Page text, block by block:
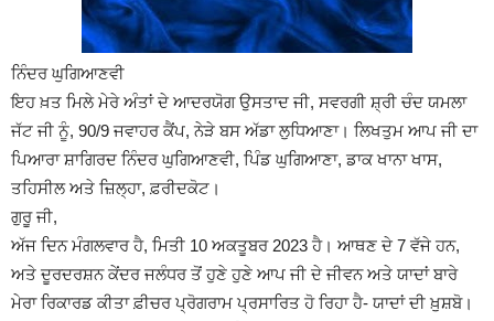
ਨਿੰਦਰ ਘੁਗਿਆਣਵੀ
ਇਹ ਖ਼ਤ ਮਿਲੇ ਮੇਰੇ ਅੰਤਾਂ ਦੇ ਆਦਰਯੋਗ ਉਸਤਾਦ ਜੀ, ਸਵਰਗੀ ਸ਼੍ਰੀ ਚੰਦ ਯਮਲਾ
ਜੱਟ ਜੀ ਨੂੰ, 90/9 ਜਵਾਹਰ ਕੈਂਪ, ਨੇੜੇ ਬਸ ਅੱਡਾ ਲੁਧਿਆਣਾ। ਲਿਖਤੁਮ ਆਪ ਜੀ ਦਾ
ਪਿਆਰਾ ਸ਼ਾਗਿਰਦ ਨਿੰਦਰ ਘੁਗਿਆਣਵੀ, ਪਿੰਡ ਘੁਗਿਆਣਾ, ਡਾਕ ਖਾਨਾ ਖਾਸ,
ਤਹਿਸੀਲ ਅਤੇ ਜ਼ਿਲ੍ਹਾ, ਫ਼ਰੀਦਕੋਟ।
ਗੁਰੂ ਜੀ,
ਅੱਜ ਦਿਨ ਮੰਗਲਵਾਰ ਹੈ, ਮਿਤੀ 10 ਅਕਤੂਬਰ 2023 ਹੈ। ਆਥਣ ਦੇ 7 ਵੱਜੇ ਹਨ,
ਅਤੇ ਦੂਰਦਰਸ਼ਨ ਕੇਂਦਰ ਜਲੰਧਰ ਤੋਂ ਹੁਣੇ ਹੁਣੇ ਆਪ ਜੀ ਦੇ ਜੀਵਨ ਅਤੇ ਯਾਦਾਂ ਬਾਰੇ
ਮੇਰਾ ਰਿਕਾਰਡ ਕੀਤਾ ਫ਼ੀਚਰ ਪ੍ਰੋਗਰਾਮ ਪ੍ਰਸਾਰਿਤ ਹੋ ਰਿਹਾ ਹੈ- ਯਾਦਾਂ ਦੀ ਖ਼ੁਸ਼ਬੋ।